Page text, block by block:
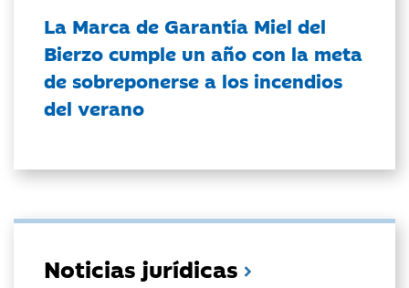
La Marca de Garantía Miel del
Bierzo cumple un año con la meta
de sobreponerse a los incendios
del verano
Noticias jurídicas